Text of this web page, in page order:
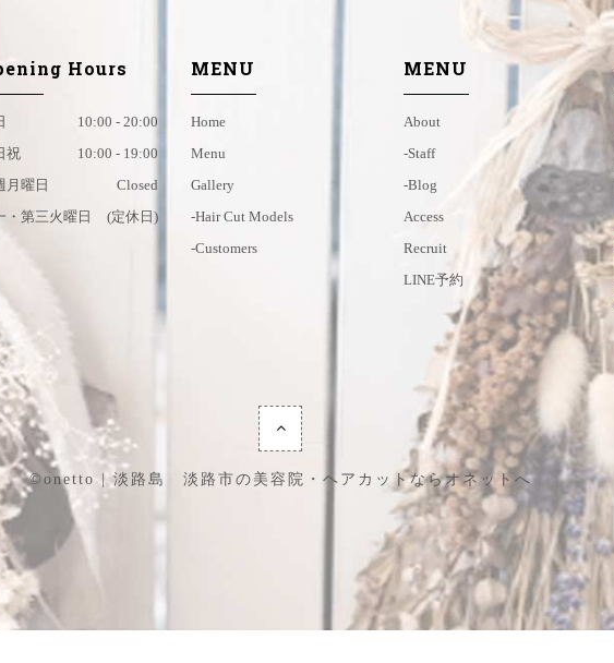
Hours
10:00 - 20:00
祝
10:00 - 19:00
月曜日
Closed
・第三火曜日
(定休日)
MENU
Home
Menu
Gallery
-hair Cut Models
-customers
MENU
About
-staff
-blog
Access
Recruit
LINE予約
©onetto | 淡路島 淡路市の美容院・ヘアカットならオネットへ